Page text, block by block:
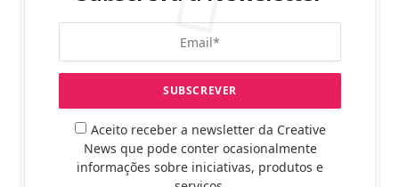
Aceito receber a newsletter da Creative
News que pode conter ocasionalmente
informações sobre iniciativas, produtos e